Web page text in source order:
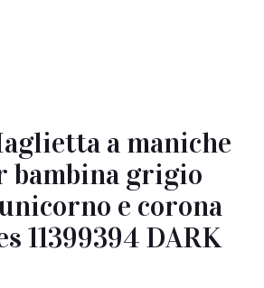
a maniche
bambina grigio
e corona
11399394 DARK